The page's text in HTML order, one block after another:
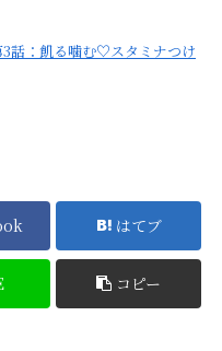
話：飢る噛む♡スタミナつけ
はてブ
コピー